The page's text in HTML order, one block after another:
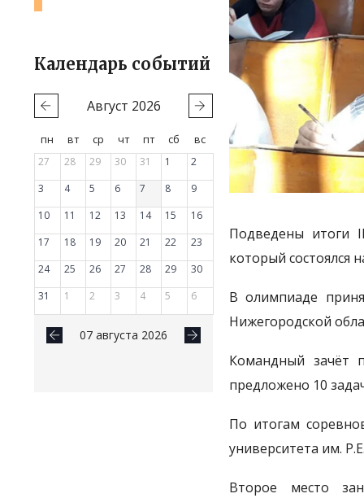
Календарь событий
Август 2026
пн вт ср чт пт сб
вс
27
28 29 30 31 1
2
3
4 5 6 7 8
9
10
11 12 13 14 15
16
17
18 19 20 21 22
23
24
25 26 27 28 29
30
31
1 2 3 4 5 6
07 августа 2026
Подведены итоги
который состоялся
В олимпиаде
Нижегородской
Командный зачёт
предложено 10
По итогам
университета им.
Второе место